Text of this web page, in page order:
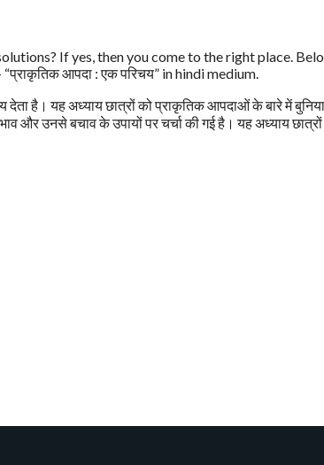
If yes, then you come to the right place.
आपदा : एक परिचय” in hindi medium.
है। यह अध्याय छात्रों को प्राकृतिक आपदाओं के बारे में
और उनसे बचाव के उपायों पर चर्चा की गई है। यह अध्याय